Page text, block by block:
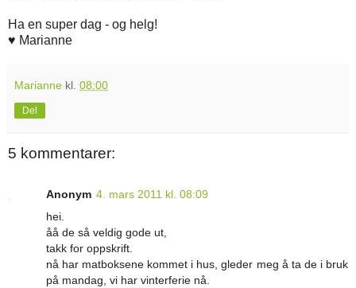
Ha en super dag - og helg!
♥ Marianne
Marianne kl. 08:00
Del
5 kommentarer:
Anonym 4. mars 2011 kl. 08:09
hei.
åå de så veldig gode ut,
takk for oppskrift.
nå har matboksene kommet i hus, gleder meg å ta de i bruk
på mandag, vi har vinterferie nå.